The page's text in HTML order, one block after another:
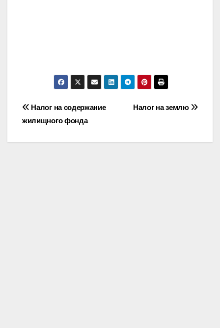
Post
navigation
Налог на землю
Налог на содержание
жилищного фонда